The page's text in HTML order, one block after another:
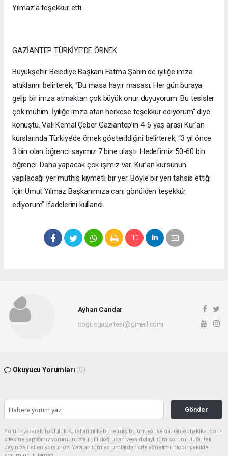
Yılmaz’a teşekkür etti.
GAZİANTEP TÜRKİYE’DE ÖRNEK
Büyükşehir Belediye Başkanı Fatma Şahin de iyiliğe imza
attıklarını belirterek, “Bu masa hayır masası. Her gün buraya
gelip bir imza atmaktan çok büyük onur duyuyorum. Bu tesisler
çok mühim. İyiliğe imza atan herkese teşekkür ediyorum” diye
konuştu. Vali Kemal Çeber Gaziantep’in 4-6 yaş arası Kur’an
kurslarında Türkiye’de örnek gösterildiğini belirterek, “3 yıl önce
3 bin olan öğrenci sayımız 7 bine ulaştı. Hedefimiz 50-60 bin
öğrenci. Daha yapacak çok işimiz var. Kur’an kursunun
yapılacağı yer müthiş kıymetli bir yer. Böyle bir yeri tahsis ettiği
için Umut Yılmaz Başkanımıza canı gönülden teşekkür
ediyorum” ifadelerini kullandı.
Ayhan Candar
dogusgazetesi@gmail.com
Okuyucu Yorumları (0)
Gönder
Yorum yazarak Topluluk Kuralları’nı kabul etmiş bulunuyor ve gaziantephakikat.com
sitesine yaptığınız yorumunuzla ilgili doğrudan veya dolaylı tüm sorumluluğu tek
başınıza üstleniyorsunuz. Yazılan tüm yorumlardan site yönetimi hiçbir şekilde